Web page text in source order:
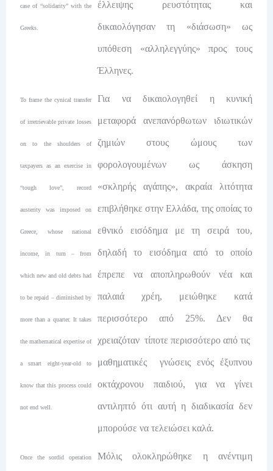
case of “solidarity” with the
Greeks.
έλλειψης ρευστότητας και
δικαιολόγησαν τη «διάσωση» ως
υπόθεση «αλληλεγγύης» προς τους
Έλληνες.
To frame the cynical transfer
of irretrievable private losses
on to the shoulders of
taxpayers as an exercise in
“tough love”, record
austerity was imposed on
Greece, whose national
income, in turn – from
which new and old debts had
to be repaid – diminished by
more than a quarter. It takes
the mathematical expertise of
a smart eight-year-old to
know that this process could
not end well.
Για να δικαιολογηθεί η κυνική
μεταφορά ανεπανόρθωτων ιδιωτικών
ζημιών στους ώμους των
φορολογουμένων ως άσκηση
«σκληρής αγάπης», ακραία λιτότητα
επιβλήθηκε στην Ελλάδα, της οποίας το
εθνικό εισόδημα με τη σειρά του,
δηλαδή το εισόδημα από το οποίο
έπρεπε να αποπληρωθούν νέα και
παλαιά χρέη, μειώθηκε κατά
περισσότερο από 25%. Δεν θα
χρειαζόταν τίποτε περισσότερο από τις
μαθηματικές γνώσεις ενός έξυπνου
οκτάχρονου παιδιού, για να γίνει
αντιληπτό ότι αυτή η διαδικασία δεν
μπορούσε να τελειώσει καλά.
Once the sordid operation Μόλις ολοκληρώθηκε η ανέντιμη